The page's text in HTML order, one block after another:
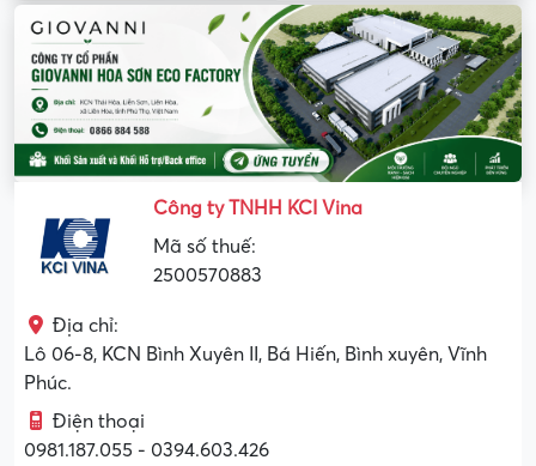
Công ty TNHH KCI Vina
Mã số thuế:
2500570883
Địa chỉ:
Lô 06-8, KCN Bình Xuyên II, Bá Hiến, Bình xuyên, Vĩnh
Phúc.
Điện thoại
0981.187.055 - 0394.603.426